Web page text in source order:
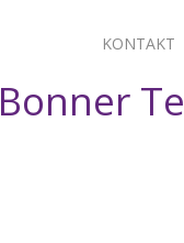
KONTAKT
Bonner